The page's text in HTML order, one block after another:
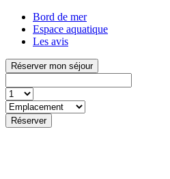
Bord de mer
Espace aquatique
Les avis
Réserver mon séjour
Réserver